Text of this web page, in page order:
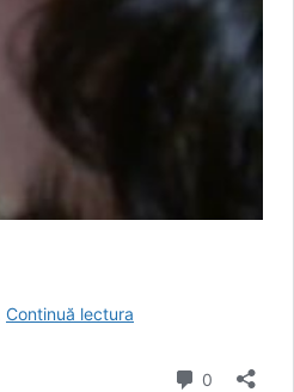
Continuă lectura
SACRI
0 comentarii